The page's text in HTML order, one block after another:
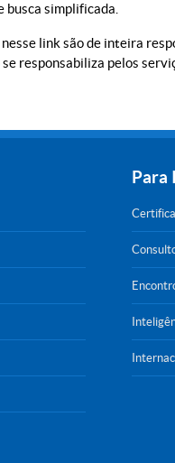
simplificada.
link são de inteira
se responsabiliza pelos
Para